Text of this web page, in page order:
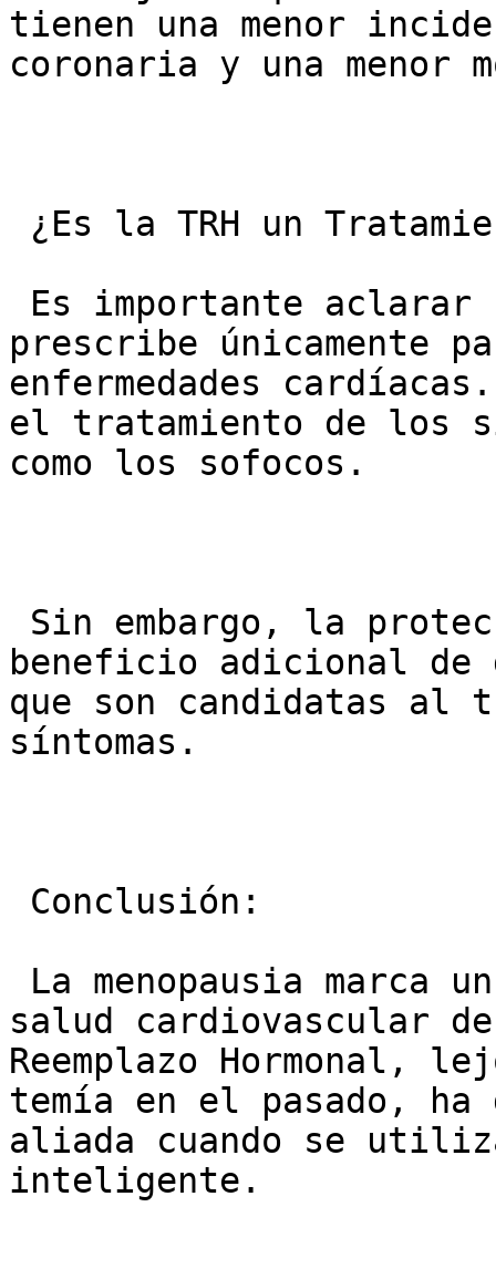
tienen una menor
coronaria y una
prescribe únicamente
enfermedades
el tratamiento de los
como los sofocos.
beneficio adicional de
que son candidatas al
síntomas.
salud cardiovascular
Reemplazo Hormonal,
temía en el pasado, ha
aliada cuando se
inteligente.